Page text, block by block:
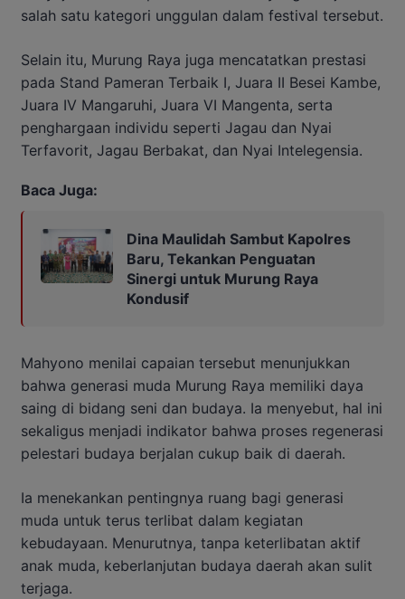
salah satu kategori unggulan dalam festival tersebut.
Selain itu, Murung Raya juga mencatatkan prestasi
pada Stand Pameran Terbaik I, Juara II Besei Kambe,
Juara IV Mangaruhi, Juara VI Mangenta, serta
penghargaan individu seperti Jagau dan Nyai
Terfavorit, Jagau Berbakat, dan Nyai Intelegensia.
Baca Juga:
Dina Maulidah Sambut Kapolres
Baru, Tekankan Penguatan
Sinergi untuk Murung Raya
Kondusif
Mahyono menilai capaian tersebut menunjukkan
bahwa generasi muda Murung Raya memiliki daya
saing di bidang seni dan budaya. Ia menyebut, hal ini
sekaligus menjadi indikator bahwa proses regenerasi
pelestari budaya berjalan cukup baik di daerah.
Ia menekankan pentingnya ruang bagi generasi
muda untuk terus terlibat dalam kegiatan
kebudayaan. Menurutnya, tanpa keterlibatan aktif
anak muda, keberlanjutan budaya daerah akan sulit
terjaga.